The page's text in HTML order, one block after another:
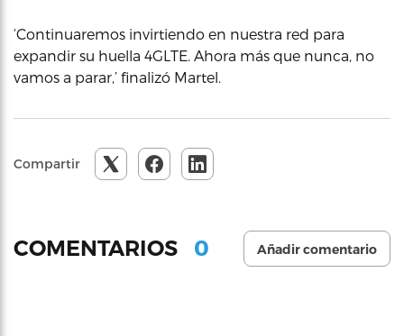
‘Continuaremos invirtiendo en nuestra red para
expandir su huella 4GLTE. Ahora más que nunca, no
vamos a parar,’ finalizó Martel.
Compartir
COMENTARIOS 0 Añadir comentario